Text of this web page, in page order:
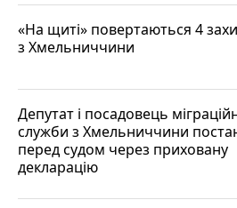
«На щиті» повертаються 4
з Хмельниччини
Депутат і посадовець
служби з Хмельниччини
перед судом через приховану
декларацію